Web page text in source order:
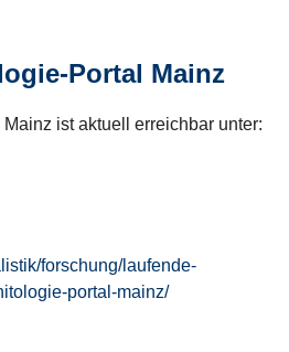
Portal Mainz
ist aktuell erreichbar unter:
forschung/laufende-
portal-mainz/